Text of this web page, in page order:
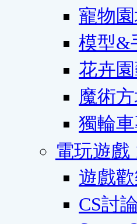
寵物
模型&
花卉
魔術
獨輪
電玩遊戲
遊戲
CS討